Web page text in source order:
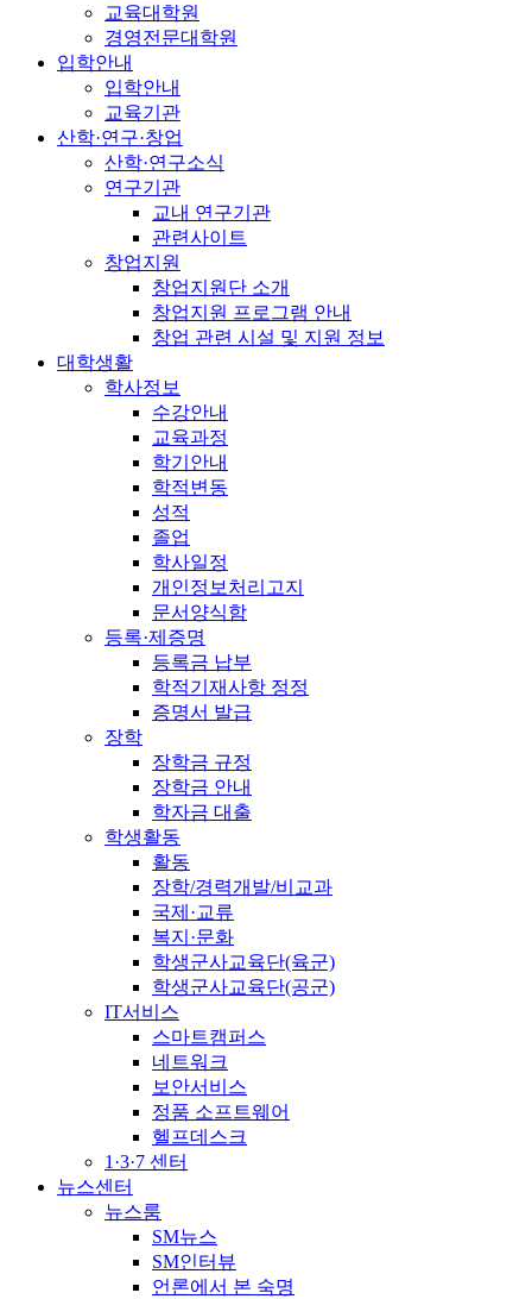
교육대학원
경영전문대학원
입학안내
입학안내
교육기관
산학·연구·창업
산학·연구소식
연구기관
교내 연구기관
관련사이트
창업지원
창업지원단 소개
창업지원 프로그램 안내
창업 관련 시설 및 지원 정보
대학생활
학사정보
수강안내
교육과정
학기안내
학적변동
성적
졸업
학사일정
개인정보처리고지
문서양식함
등록·제증명
등록금 납부
학적기재사항 정정
증명서 발급
장학
장학금 규정
장학금 안내
학자금 대출
학생활동
활동
장학/경력개발/비교과
국제·교류
복지·문화
학생군사교육단(육군)
학생군사교육단(공군)
IT서비스
스마트캠퍼스
네트워크
보안서비스
정품 소프트웨어
헬프데스크
1·3·7 센터
뉴스센터
뉴스룸
SM뉴스
SM인터뷰
언론에서 본 숙명